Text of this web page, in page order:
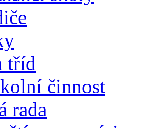
tříd
činnost
rada